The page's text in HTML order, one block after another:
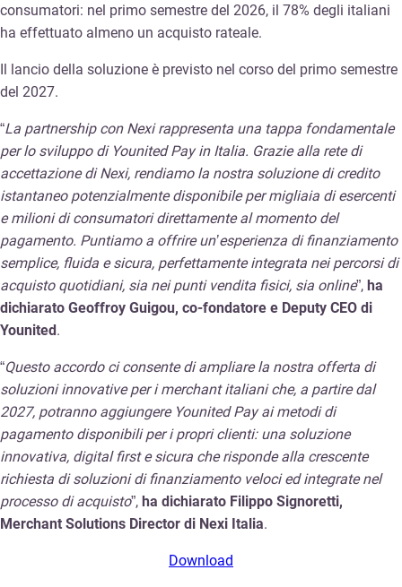
consumatori: nel primo semestre del 2026, il 78% degli italiani
ha effettuato almeno un acquisto rateale.
Il lancio della soluzione è previsto nel corso del primo semestre
del 2027.
“La partnership con Nexi rappresenta una tappa fondamentale
per lo sviluppo di Younited Pay in Italia. Grazie alla rete di
accettazione di Nexi, rendiamo la nostra soluzione di credito
istantaneo potenzialmente disponibile per migliaia di esercenti
e milioni di consumatori direttamente al momento del
pagamento. Puntiamo a offrire un’esperienza di finanziamento
semplice, fluida e sicura, perfettamente integrata nei percorsi di
acquisto quotidiani, sia nei punti vendita fisici, sia online”, ha
dichiarato Geoffroy Guigou, co-fondatore e Deputy CEO di
Younited.
“Questo accordo ci consente di ampliare la nostra offerta di
soluzioni innovative per i merchant italiani che, a partire dal
2027, potranno aggiungere Younited Pay ai metodi di
pagamento disponibili per i propri clienti: una soluzione
innovativa, digital first e sicura che risponde alla crescente
richiesta di soluzioni di finanziamento veloci ed integrate nel
processo di acquisto”, ha dichiarato Filippo Signoretti,
Merchant Solutions Director di Nexi Italia.
Download